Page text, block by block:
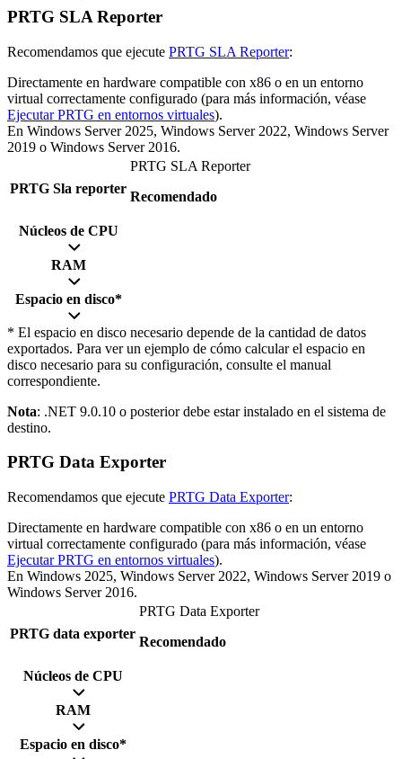
PRTG SLA Reporter
Recomendamos que ejecute PRTG SLA Reporter:
Directamente en hardware compatible con x86 o en un entorno
virtual correctamente configurado (para más información, véase
Ejecutar PRTG en entornos virtuales).
En Windows Server 2025, Windows Server 2022, Windows Server
2019 o Windows Server 2016.
PRTG Sla reporter
PRTG SLA Reporter
Recomendado
Núcleos de CPU
RAM
Espacio en disco*
* El espacio en disco necesario depende de la cantidad de datos
exportados. Para ver un ejemplo de cómo calcular el espacio en
disco necesario para su configuración, consulte el manual
correspondiente.
Nota: .NET 9.0.10 o posterior debe estar instalado en el sistema de
destino.
PRTG Data Exporter
Recomendamos que ejecute PRTG Data Exporter:
Directamente en hardware compatible con x86 o en un entorno
virtual correctamente configurado (para más información, véase
Ejecutar PRTG en entornos virtuales).
En Windows 2025, Windows Server 2022, Windows Server 2019 o
Windows Server 2016.
PRTG data exporter
PRTG Data Exporter
Recomendado
Núcleos de CPU
RAM
Espacio en disco*